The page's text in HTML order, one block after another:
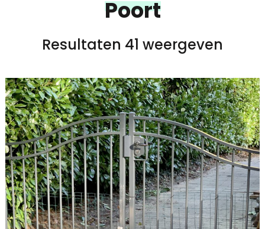
Poort
Resultaten 41 weergeven